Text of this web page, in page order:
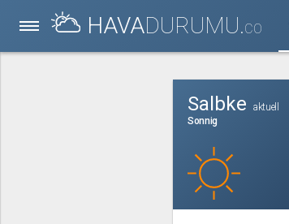
HAVADURUMU.CO
Salbke
aktuell
Sonnig